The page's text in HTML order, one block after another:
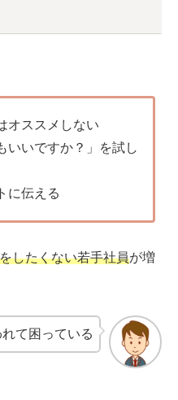
オススメしない
いいですか？」を試し
に伝える
したくない若手社員が増
て困っている